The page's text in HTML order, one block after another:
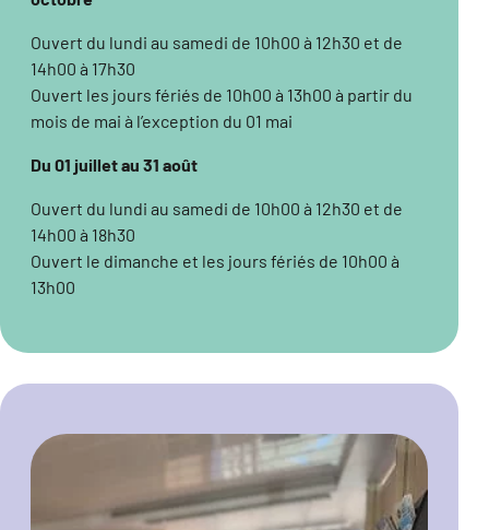
Ouvert du lundi au samedi de 10h00 à 12h30 et de
14h00 à 17h30
Ouvert les jours fériés de 10h00 à 13h00 à partir du
mois de mai à l’exception du 01 mai
Du 01 juillet au 31 août
Ouvert du lundi au samedi de 10h00 à 12h30 et de
14h00 à 18h30
Ouvert le dimanche et les jours fériés de 10h00 à
13h00